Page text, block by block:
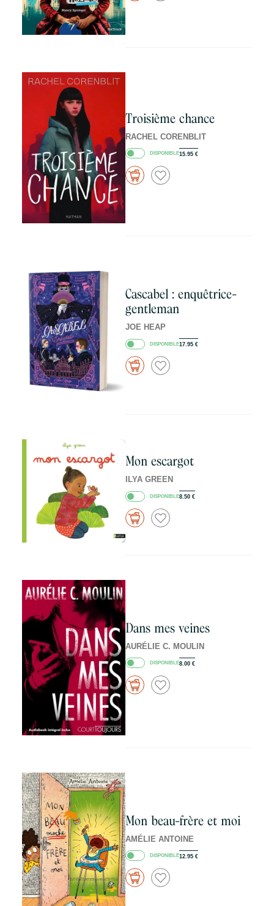
Troisième chance
RACHEL CORENBLIT
DISPONIBLE15.95 €
Cascabel : enquêtrice-
gentleman
JOE HEAP
DISPONIBLE17.95 €
Mon escargot
ILYA GREEN
DISPONIBLE8.50 €
Dans mes veines
AURÉLIE C. MOULIN
DISPONIBLE8.00 €
Mon beau-frère et moi
AMÉLIE ANTOINE
DISPONIBLE12.95 €